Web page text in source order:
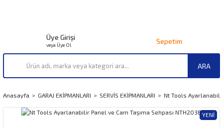
ARA
Üye Girişi
veya Üye Ol Sepetim
Anasayfa GARAJ EKİPMANLARI SERVİS EKİPMANLARI Nt Tools Ayarlanabilir
YENI